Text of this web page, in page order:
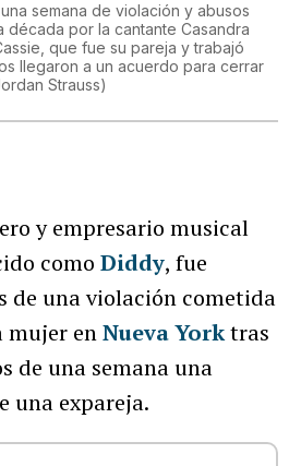
semana de violación y abusos
década por la cantante Casandra
que fue su pareja y trabajó
llegaron a un acuerdo para cerrar
Strauss)
y empresario musical
como Diddy, fue
de una violación cometida
mujer enNueva Yorktras
de una semana una
una expareja.